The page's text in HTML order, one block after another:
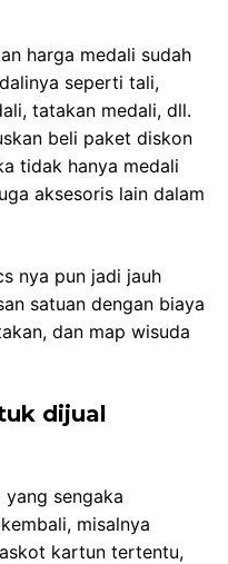
harga medali sudah
seperti tali,
tatakan medali, dll.
beli paket diskon
tidak hanya medali
aksesoris lain dalam
nya pun jadi jauh
satuan dengan biaya
dan map wisuda
dijual
sengaka
misalnya
kartun tertentu,